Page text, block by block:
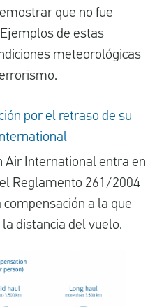
que no fue
de estas
meteorológicas
por el retraso de su
Air International entra en
Reglamento 261/2004
a la que
distancia del vuelo.